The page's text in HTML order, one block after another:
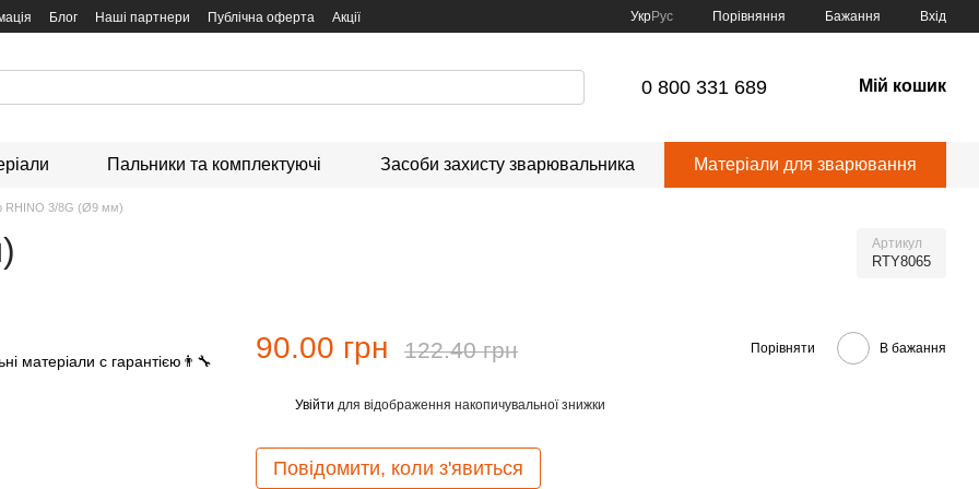
Блог Наші партнери Публічна оферта Акції УкрРус Порівняння Бажання Вхід
0 800 331 689 Мій кошик
Пальники та комплектуючі Засоби захисту зварювальника Матеріали для зварювання
RHINO 3/8G (Ø9 мм)
Артикул
RTY8065
90.00 грн 122.40 грн Порівняти В бажання
Увійти для відображення накопичувальної знижки
Повідомити, коли з'явиться